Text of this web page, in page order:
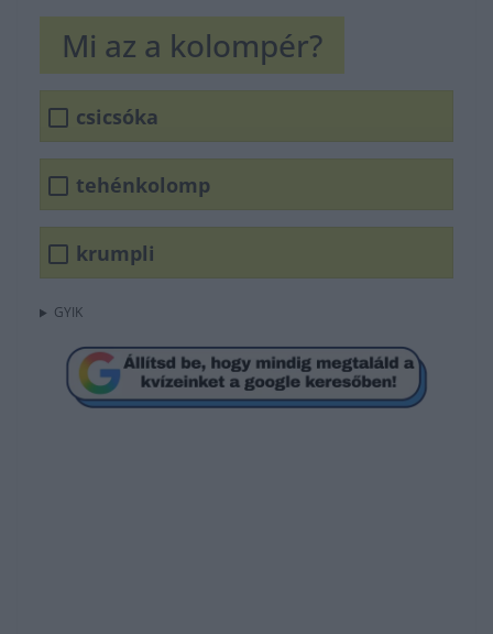
Mi az a kolompér?
csicsóka
tehénkolomp
krumpli
GYIK